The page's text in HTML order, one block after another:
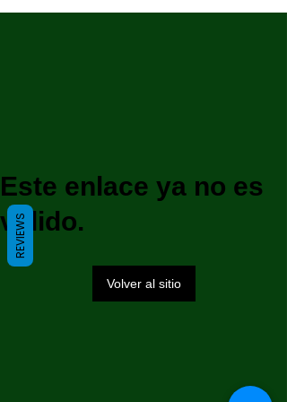
Este enlace ya no es
válido.
Volver al sitio
REVIEWS